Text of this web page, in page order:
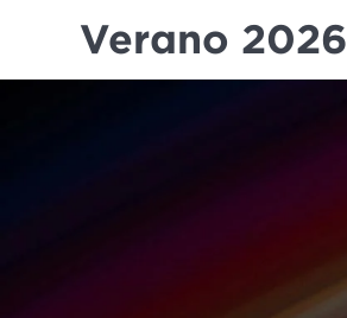
Verano 2026